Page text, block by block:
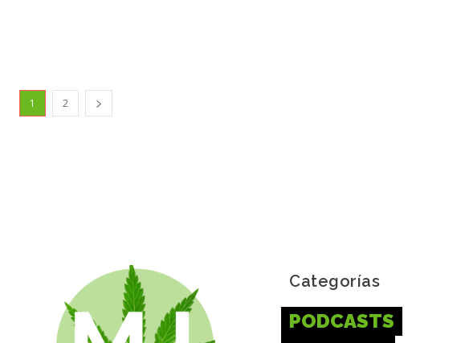
1 2
Categorías
PODCASTS